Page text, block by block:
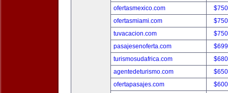
ofertasmexico.com
ofertasmiami.com
tuvacacion.com
pasajesenoferta.com
turismosudafrica.com
agentedeturismo.com
ofertapasajes.com